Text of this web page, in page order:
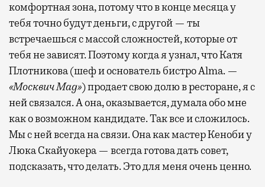
комфортная зона, потому что в конце месяца у
тебя точно будут деньги, с другой — ты
встречаешься с массой сложностей, которые от
тебя не зависят. Поэтому когда я узнал, что Катя
Плотникова (шеф и основатель бистро Alma. —
«Москвич Mag») продает свою долю в ресторане, я с
ней связался. А она, оказывается, думала обо мне
как о возможном кандидате. Так все и сложилось.
Мы с ней всегда на связи. Она как мастер Кеноби у
Люка Скайуокера — всегда готова дать совет,
подсказать, что делать. Это для меня очень ценно.